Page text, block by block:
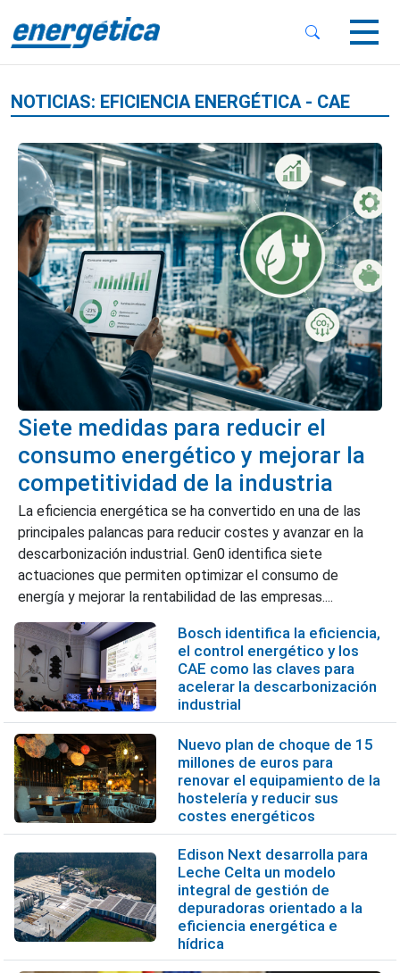
Menu
Menu
NOTICIAS: EFICIENCIA ENERGÉTICA - CAE
Siete medidas para reducir el
consumo energético y mejorar la
competitividad de la industria
La eficiencia energética se ha convertido en una de las
principales palancas para reducir costes y avanzar en la
descarbonización industrial. Gen0 identifica siete
actuaciones que permiten optimizar el consumo de
energía y mejorar la rentabilidad de las empresas....
Bosch identifica la eficiencia,
el control energético y los
CAE como las claves para
acelerar la descarbonización
industrial
Nuevo plan de choque de 15
millones de euros para
renovar el equipamiento de la
hostelería y reducir sus
costes energéticos
Edison Next desarrolla para
Leche Celta un modelo
integral de gestión de
depuradoras orientado a la
eficiencia energética e
hídrica